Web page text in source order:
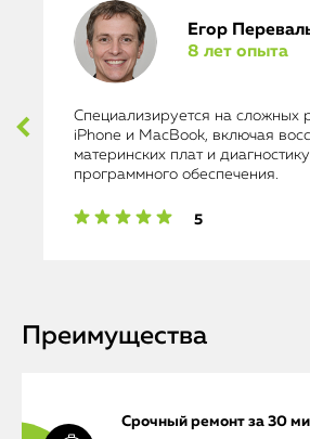
Егор
8 лет опыта
Специализируется на сложных
iPhone и MacBook, включая
материнских плат и диагностику
программного обеспечения.
5
Преимущества
Срочный ремонт за 30